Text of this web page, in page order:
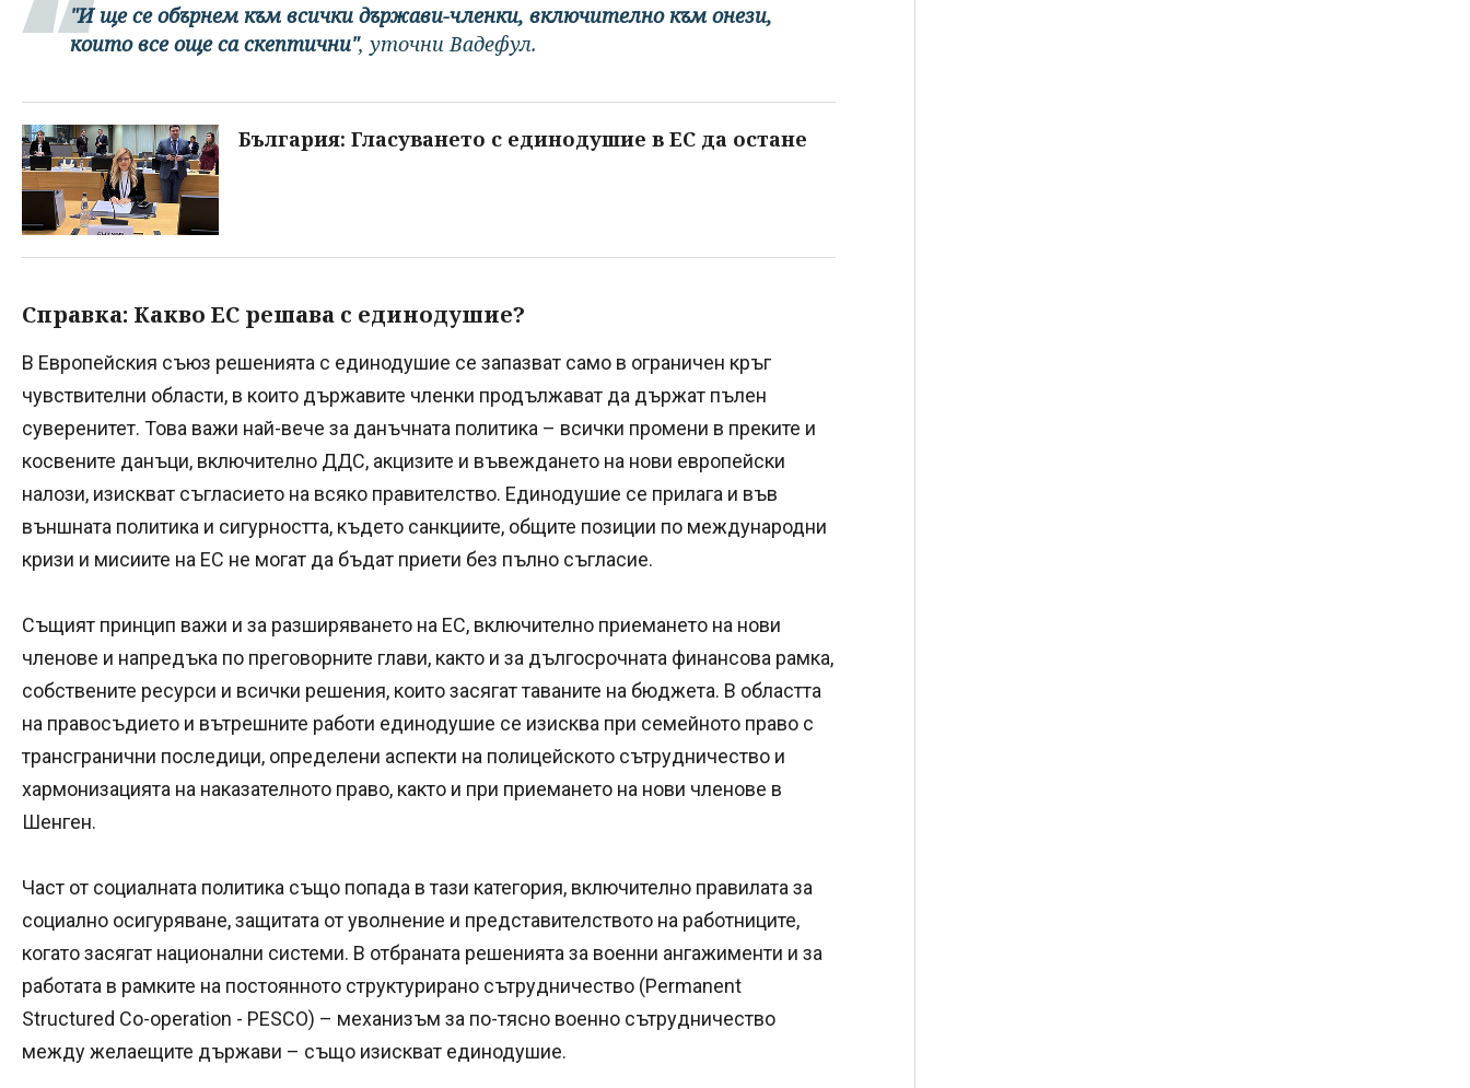
"И ще се обърнем към всички държави-членки, включително към онези,
които все още са скептични", уточни Вадефул.
България: Гласуването с единодушие в ЕС да остане
Справка: Какво ЕС решава с единодушие?
В Европейския съюз решенията с единодушие се запазват само в ограничен кръг
чувствителни области, в които държавите членки продължават да държат пълен
суверенитет. Това важи най-вече за данъчната политика – всички промени в преките и
косвените данъци, включително ДДС, акцизите и въвеждането на нови европейски
налози, изискват съгласието на всяко правителство. Единодушие се прилага и във
външната политика и сигурността, където санкциите, общите позиции по международни
кризи и мисиите на ЕС не могат да бъдат приети без пълно съгласие.
Същият принцип важи и за разширяването на ЕС, включително приемането на нови
членове и напредъка по преговорните глави, както и за дългосрочната финансова рамка,
собствените ресурси и всички решения, които засягат таваните на бюджета. В областта
на правосъдието и вътрешните работи единодушие се изисква при семейното право с
трансгранични последици, определени аспекти на полицейското сътрудничество и
хармонизацията на наказателното право, както и при приемането на нови членове в
Шенген.
Част от социалната политика също попада в тази категория, включително правилата за
социално осигуряване, защитата от уволнение и представителството на работниците,
когато засягат национални системи. В отбраната решенията за военни ангажименти и за
работата в рамките на постоянното структурирано сътрудничество (Permanent
Structured Co-operation - PESCO) – механизъм за по-тясно военно сътрудничество
между желаещите държави – също изискват единодушие.